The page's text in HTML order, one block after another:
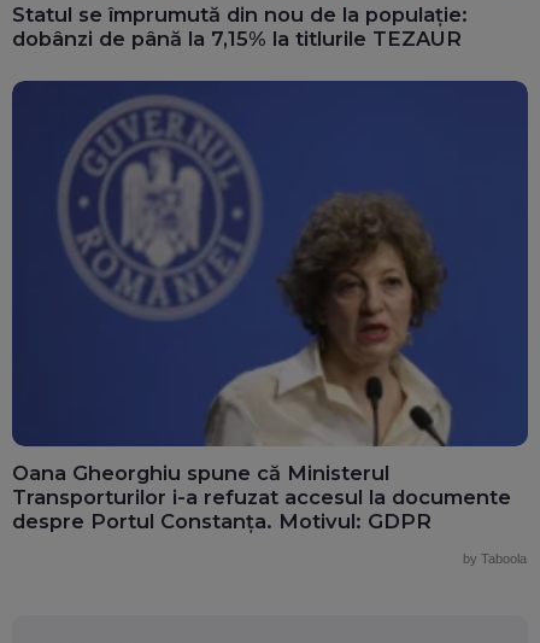
Statul se împrumută din nou de la populație:
dobânzi de până la 7,15% la titlurile TEZAUR
Oana Gheorghiu spune că Ministerul
Transporturilor i-a refuzat accesul la documente
despre Portul Constanța. Motivul: GDPR
by Taboola